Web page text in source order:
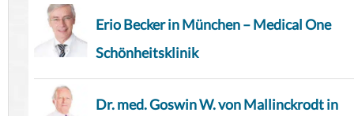
Erio Becker in München – Medical One
Schönheitsklinik
Dr. med. Goswin W. von Mallinckrodt in